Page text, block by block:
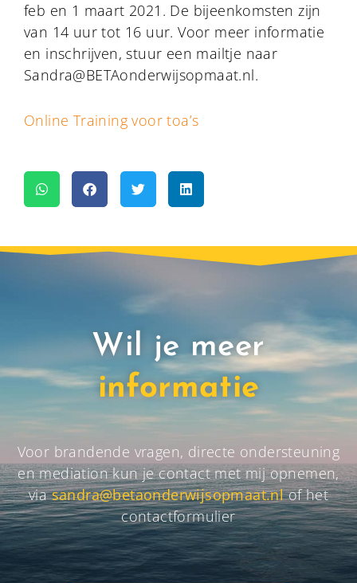
feb en 1 maart 2021. De bijeenkomsten zijn
van 14 uur tot 16 uur. Voor meer informatie
en inschrijven, stuur een mailtje naar
Sandra@BETAonderwijsopmaat.nl.
Online Training voor toa’s
Wil je meer
informatie
Voor brandende vragen, directe ondersteuning
en mediation kun je contact met mij opnemen,
viasandra@betaonderwijsopmaat.nlof het
contactformulier